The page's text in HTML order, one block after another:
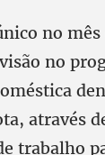
no
no
através
trabalho